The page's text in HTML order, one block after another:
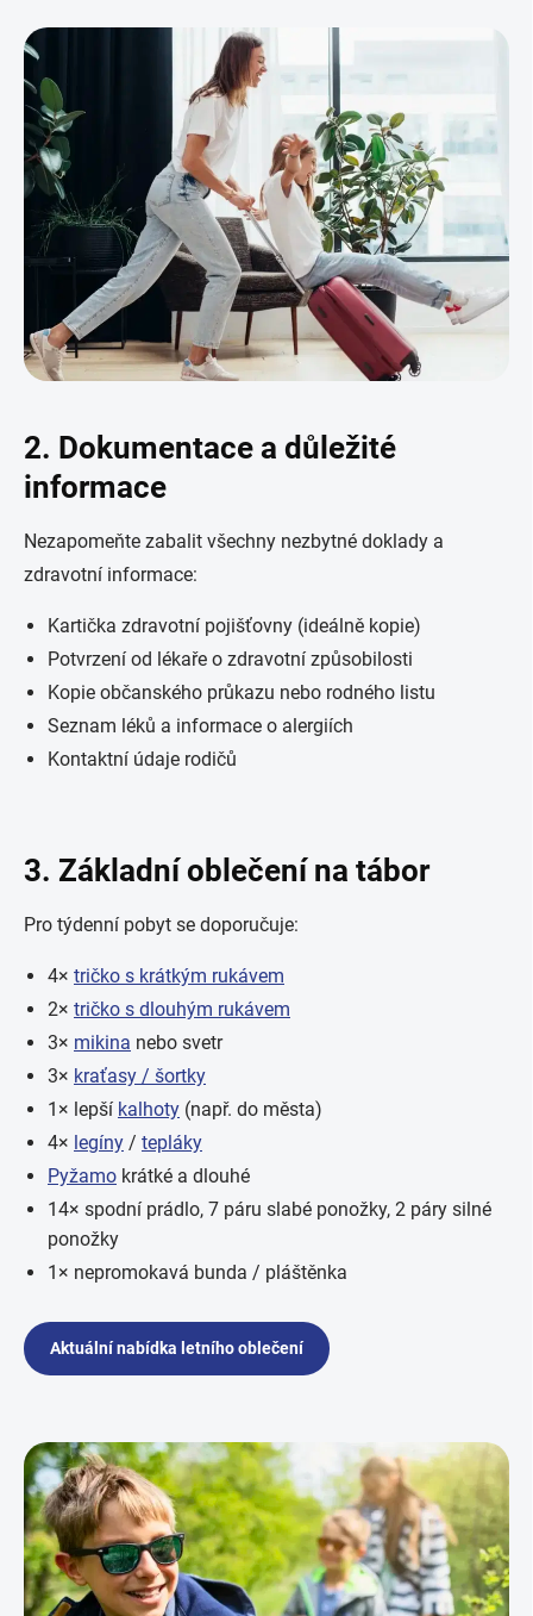
2. Dokumentace a důležité
informace
Nezapomeňte zabalit všechny nezbytné doklady a
zdravotní informace:
Kartička zdravotní pojišťovny (ideálně kopie)
Potvrzení od lékaře o zdravotní způsobilosti
Kopie občanského průkazu nebo rodného listu
Seznam léků a informace o alergiích
Kontaktní údaje rodičů
3. Základní oblečení na tábor
Pro týdenní pobyt se doporučuje:
4× tričko s krátkým rukávem
2× tričko s dlouhým rukávem
3× mikina nebo svetr
3× kraťasy / šortky
1× lepší kalhoty (např. do města)
4× legíny / tepláky
Pyžamo krátké a dlouhé
14× spodní prádlo, 7 páru slabé ponožky, 2 páry silné
ponožky
1× nepromokavá bunda / pláštěnka
Aktuální nabídka letního oblečení